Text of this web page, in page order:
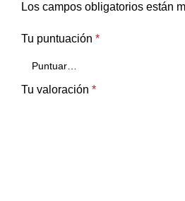
Los campos obligatorios están
Tu puntuación *
Tu valoración *